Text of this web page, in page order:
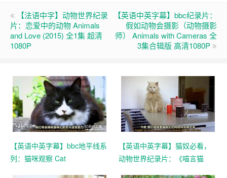
【法语中字】动物世界纪录
片：恋爱中的动物 Animals
and Love (2015) 全1集 超清
1080P
【英语中英字幕】bbc纪录片：
假如动物会摄影（动物摄影
师） Animals with Cameras 全
3集合辑版 高清1080P
【英语中英字幕】bbc地平线系
列：猫咪观察 Cat
【英语中英字幕】猫奴必看，
动物世界纪录片：《喵言猫